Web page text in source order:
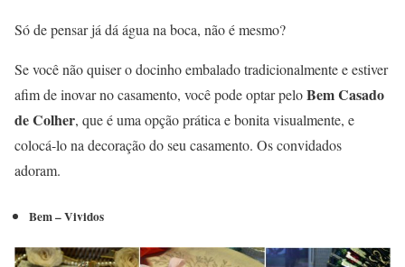
Só de pensar já dá água na boca, não é mesmo?
Se você não quiser o docinho embalado tradicionalmente e estiver
afim de inovar no casamento, você pode optar peloBem Casado
de Colher, que é uma opção prática e bonita visualmente, e
colocá-lo na decoração do seu casamento. Os convidados
adoram.
Bem – Vividos